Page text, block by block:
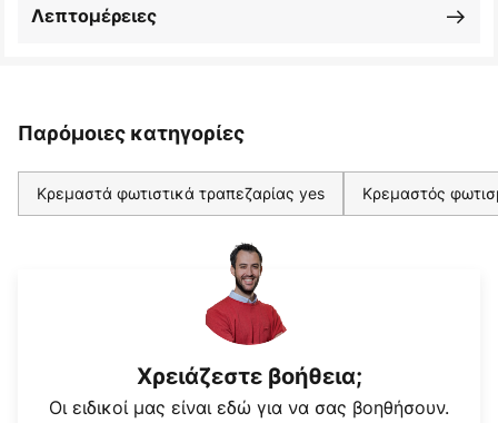
Λεπτομέρειες
Παρόμοιες κατηγορίες
Κρεμαστά φωτιστικά τραπεζαρίας yes Κρεμαστός
Χρειάζεστε βοήθεια;
Οι ειδικοί μας είναι εδώ για να σας βοηθήσουν.